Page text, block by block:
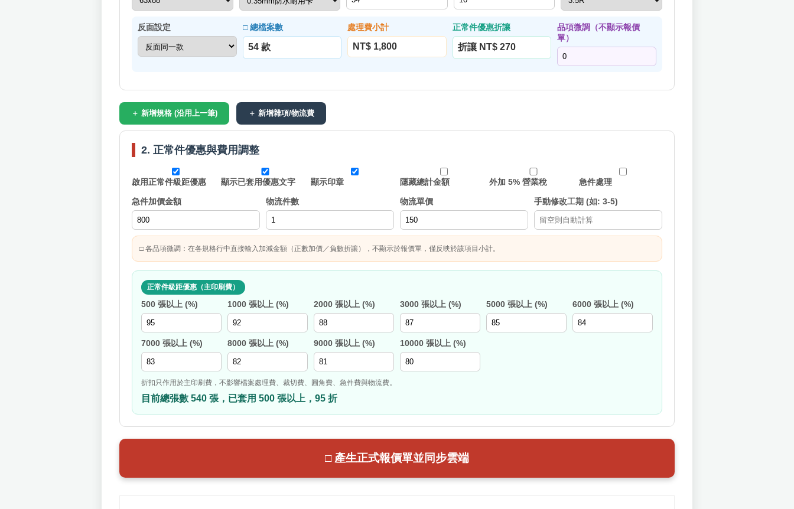
反面設定 □ 總檔案數
54 款
處理費小計
NT$ 1,800
正常件優惠折讓
折讓 NT$ 270
品項微調（不顯示報價
單）
＋ 新增規格 (沿用上一筆) ＋ 新增雜項/物流費
2. 正常件優惠與費用調整
啟用正常件級距優惠 顯示已套用優惠文字 顯示印章 隱藏總計金額 外加 5% 營業稅 急件處理
急件加價金額 物流件數 物流單價 手動修改工期 (如: 3-5)
□ 各品項微調：在各規格行中直接輸入加減金額（正數加價／負數折讓），不顯示於報價單，僅反映於該項目小計。
正常件級距優惠（主印刷費）
500 張以上 (%) 1000 張以上 (%) 2000 張以上 (%) 3000 張以上 (%) 5000 張以上 (%) 6000 張以上 (%)
7000 張以上 (%) 8000 張以上 (%) 9000 張以上 (%) 10000 張以上 (%)
折扣只作用於主印刷費，不影響檔案處理費、裁切費、圓角費、急件費與物流費。
目前總張數 540 張，已套用 500 張以上，95 折
□ 產生正式報價單並同步雲端